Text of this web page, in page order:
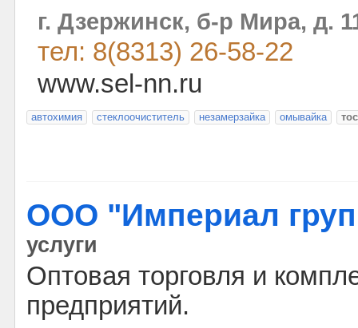
г. Дзержинск, б-р Мира, д.
тел: 8(8313) 26-58-22
www.sel-nn.ru
автохимия стеклоочиститель незамерзайка омывайка
ООО "Империал
услуги
Оптовая торговля и
предприятий.